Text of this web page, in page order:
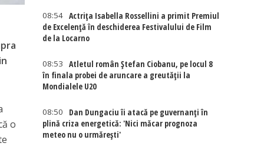
o
08:54 Actriţa Isabella Rossellini a primit Premiul
de Excelenţă în deschiderea Festivalului de Film
de la Locarno
08:53
Atletul român Ștefan Ciobanu, pe locul 8
în finala probei de aruncare a greutății la
Mondialele U20
08:50
Dan Dungaciu îi atacă pe guvernanți în
plină criza energetică: 'Nici măcar prognoza
meteo nu o urmărești'